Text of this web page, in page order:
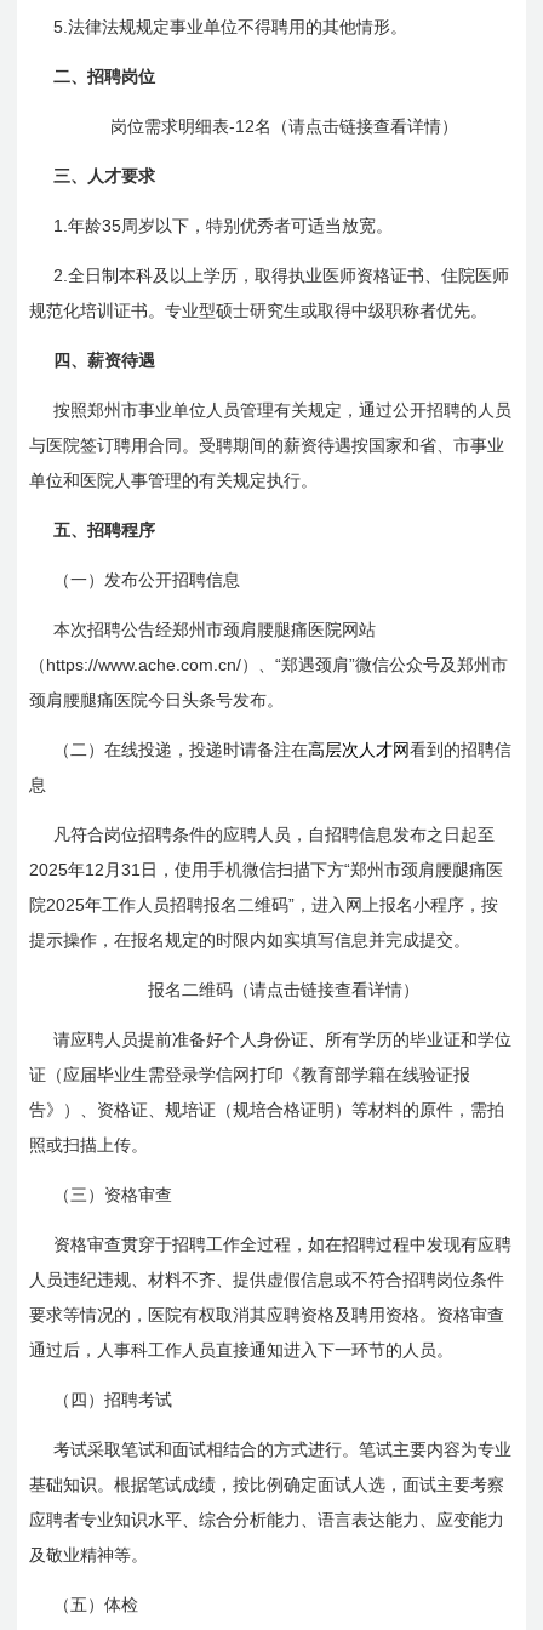
5.法律法规规定事业单位不得聘用的其他情形。
二、招聘岗位
岗位需求明细表-12名 （请点击链接查看详情）
三、人才要求
1.年龄35周岁以下，特别优秀者可适当放宽。
2.全日制本科及以上学历，取得执业医师资格证书、住院医师
规范化培训证书。专业型硕士研究生或取得中级职称者优先。
四、薪资待遇
按照郑州市事业单位人员管理有关规定，通过公开招聘的人员
与医院签订聘用合同。受聘期间的薪资待遇按国家和省、市事业
单位和医院人事管理的有关规定执行。
五、招聘程序
（一）发布公开招聘信息
本次招聘公告经郑州市颈肩腰腿痛医院网站
（ https://www.ache.com.cn/）、“郑遇颈肩”微信公众号及郑州市
颈肩腰腿痛医院今日头条号发布。
（二）在线投递，投递时请备注在高层次人才网看到的招聘信
息
凡符合岗位招聘条件的应聘人员，自招聘信息发布之日起至
2025年12 月31 日 ，使用手机微信扫描下方“郑州市颈肩腰腿痛医
院2025年工作人员招聘报名二维码” ，进入网上报名小程序，按
提示操作，在报名规定的时限内如实填写信息并完成提交。
报名二维码 （请点击链接查看详情）
请应聘人员提前准备好个人身份证、所有学历的毕业证和学位
证（应届毕业生需登录学信网打印《教育部学籍在线验证报
告》）、资格证、规培证（规培合格证明）等材料的原件，需拍
照或扫描上传。
（三）资格审查
资格审查贯穿于招聘工作全过程，如在招聘过程中发现有应聘
人员违纪违规、材料不齐、提供虚假信息或不符合招聘岗位条件
要求等情况的，医院有权取消其应聘资格及聘用资格。资格审查
通过后，人事科工作人员直接通知进入下一环节的人员。
（四）招聘考试
考试采取笔试和面试相结合的方式进行。笔试主要内容为专业
基础知识。根据笔试成绩，按比例确定面试人选，面试主要考察
应聘者专业知识水平、综合分析能力、语言表达能力、应变能力
及敬业精神等。
（五）体检